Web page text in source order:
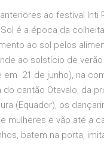
ao festival Inti
é a época da
ao sol pelos
ao solstício de verão
em 21 de junho), na
do cantão Otavalo, da
(Equador), os
mulheres e vão até a
batem na porta,